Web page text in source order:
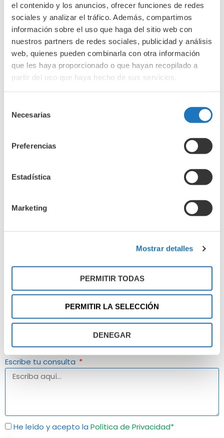
el contenido y los anuncios, ofrecer funciones de redes
sociales y analizar el tráfico. Además, compartimos
información sobre el uso que haga del sitio web con
nuestros partners de redes sociales, publicidad y análisis
web, quienes pueden combinarla con otra información
que les haya proporcionado o que hayan recopilado a
partir del uso que haya hecho de sus servicios.
Necesarias
Preferencias
Estadística
Marketing
Mostrar detalles
PERMITIR TODAS
PERMITIR LA SELECCIÓN
DENEGAR
CUÉNTANOS
tus dudas en nuestro
Consultorio Online:
Nombre del paciente
Motivo de la consulta
Escribe tu consulta
He leído y acepto la Política de Privacidad*